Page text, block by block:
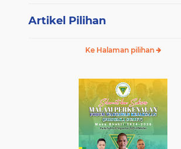
Artikel Pilihan
Ke Halaman pilihan